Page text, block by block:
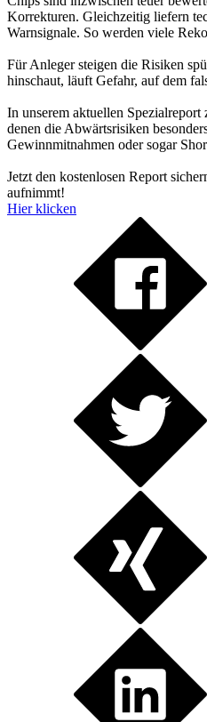
Korrekturen. Gleichzeitig liefern
Warnsignale. So werden viele
Für Anleger steigen die Risiken
hinschaut, läuft Gefahr, auf dem
In unserem aktuellen
denen die Abwärtsrisiken
Gewinnmitnahmen oder sogar
Jetzt den kostenlosen Report
aufnimmt!
Hier klicken